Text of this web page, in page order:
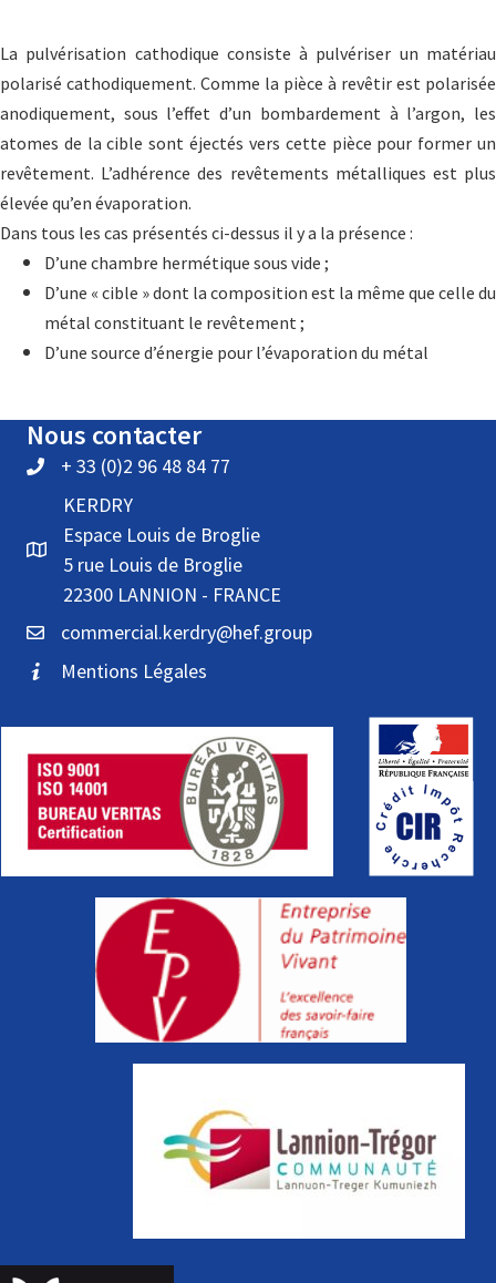
La pulvérisation cathodique consiste à pulvériser un matériau
polarisé cathodiquement. Comme la pièce à revêtir est polarisée
anodiquement, sous l’effet d’un bombardement à l’argon, les
atomes de la cible sont éjectés vers cette pièce pour former un
revêtement. L’adhérence des revêtements métalliques est plus
élevée qu’en évaporation.
Dans tous les cas présentés ci-dessus il y a la présence :
D’une chambre hermétique sous vide ;
D’une « cible » dont la composition est la même que celle du
métal constituant le revêtement ;
D’une source d’énergie pour l’évaporation du métal
Nous contacter
+ 33 (0)2 96 48 84 77
KERDRY
Espace Louis de Broglie
5 rue Louis de Broglie
22300 LANNION - FRANCE
commercial.kerdry@hef.group
Mentions Légales